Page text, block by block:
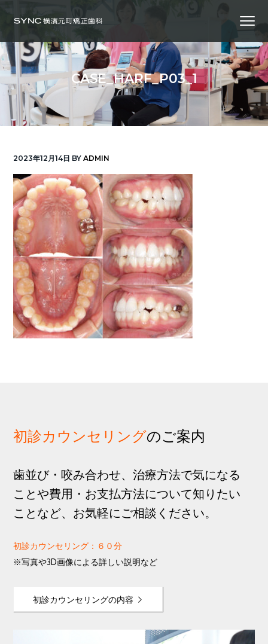
i
p
t
o
i
p
t
o
i
p
t
o
SYNC横浜元町矯正歯科
横
浜
の
矯
正
歯
科
専
門
土
日
横
浜
な
と
み
ら
い
線
「元
町
中
華
街
駅」
徒
歩
1
分
CASE_HARF_P03_1
2023年12月14日 BYADMIN
初診カウンセリングのご案内
歯並び・咬み合わせ、治療方法で気になる
ことや費用・お支払方法について知りたい
ことなど、お気軽にご相談ください。
初診カウンセリング：６０分
※写真や3D画像による詳しい説明など
初診カウンセリングの内容